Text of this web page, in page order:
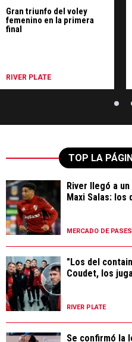
Gran triunfo del voley
femenino en la primera
final
RIVER PLATE
TOP LA
River llegó a
Maxi Salas: los
MERCADO DE
"Los del
Coudet, los
RIVER PLATE
Se confirmó la